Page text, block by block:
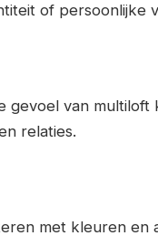
of persoonlijke
gevoel van
relaties.
met kleuren en